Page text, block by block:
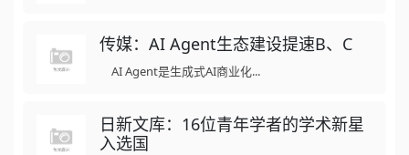
传媒：AI Agent生态建设提速B、C
AI Agent是生成式AI商业化...
日新文库：16位青年学者的学术新星
入选国